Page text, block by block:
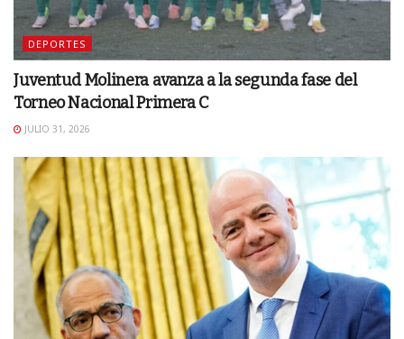
DEPORTES
Juventud Molinera avanza a la segunda fase del
Torneo Nacional Primera C
JULIO 31, 2026